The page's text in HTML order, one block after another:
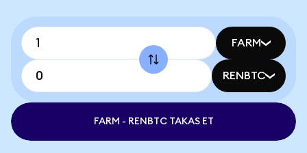
FARM
RENBTC
FARM - RENBTC TAKAS ET